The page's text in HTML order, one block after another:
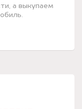
а выкупаем